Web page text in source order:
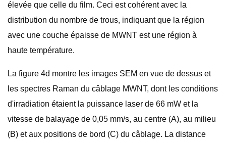
élevée que celle du film. Ceci est cohérent avec la
distribution du nombre de trous, indiquant que la région
avec une couche épaisse de MWNT est une région à
haute température.
La figure 4d montre les images SEM en vue de dessus et
les spectres Raman du câblage MWNT, dont les conditions
d'irradiation étaient la puissance laser de 66 mW et la
vitesse de balayage de 0,05 mm/s, au centre (A), au milieu
(B) et aux positions de bord (C) du câblage. La distance